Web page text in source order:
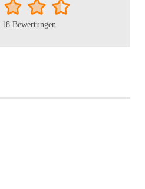
18 Bewertungen